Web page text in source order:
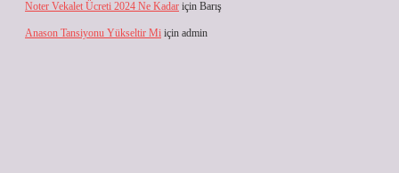
Noter Vekalet Ücreti 2024 Ne Kadar için Barış
Anason Tansiyonu Yükseltir Mi için admin